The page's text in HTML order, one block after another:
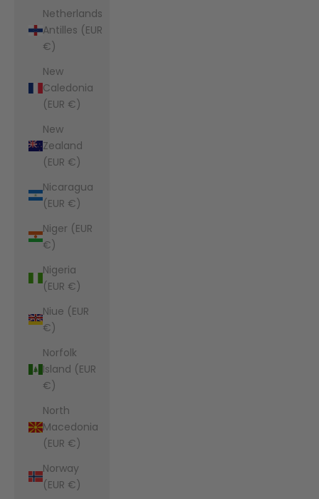
Netherlands
Antilles (EUR
€)
New
Caledonia
(EUR €)
New
Zealand
(EUR €)
Nicaragua
(EUR €)
Niger (EUR
€)
Nigeria
(EUR €)
Niue (EUR
€)
Norfolk
Island (EUR
€)
North
Macedonia
(EUR €)
Norway
(EUR €)